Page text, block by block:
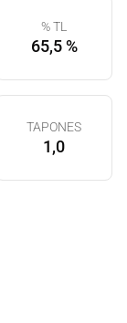
% TL
65,5 %
TAPONES
1,0